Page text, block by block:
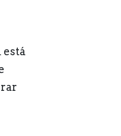
está